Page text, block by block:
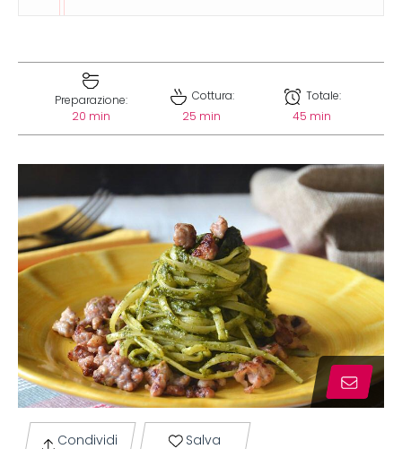
Preparazione:
20 min
Cottura:
25 min
Totale:
45 min
Condividi Salva